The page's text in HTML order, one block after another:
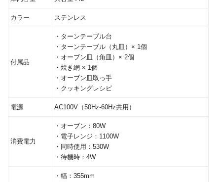
カラー ステンレス
付属品
・ターンテーブル台
・ターンテーブル（丸皿）× 1個
・オーブン皿（角皿）× 2個
・焼き網 × 1個
・オーブン皿取っ手
・クッキングレシピ
電源 AC100V（50Hz-60Hz共用）
消費電力
・オーブン：80W
・電子レンジ：1100W
・同時使用：530W
・待機時：4W
・幅：355mm